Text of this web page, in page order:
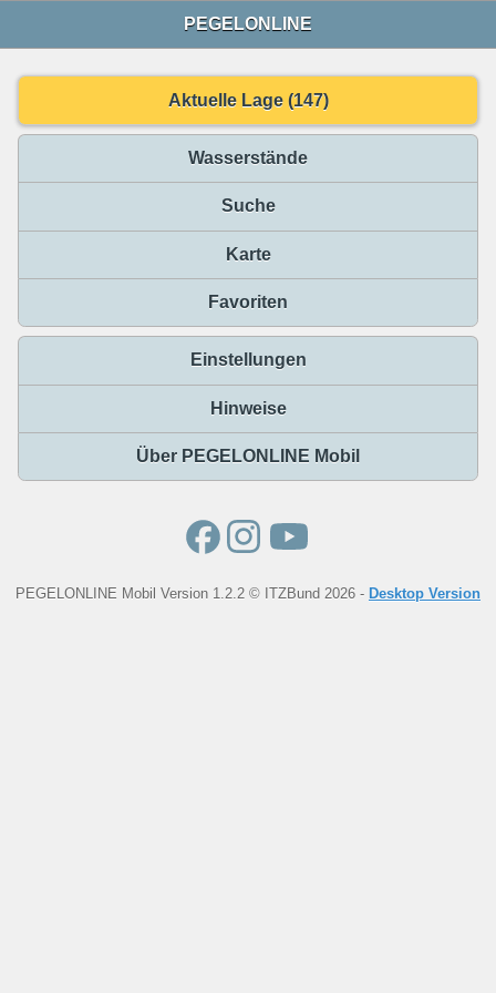
PEGELONLINE
Aktuelle Lage (147)
Wasserstände
Suche
Karte
Favoriten
Einstellungen
Hinweise
Über PEGELONLINE Mobil
PEGELONLINE Mobil Version 1.2.2 © ITZBund 2026 - Desktop Version